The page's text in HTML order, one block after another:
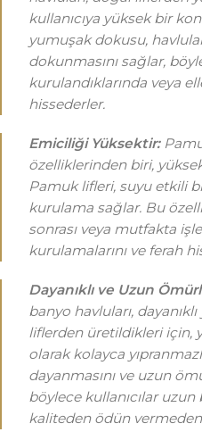
kullanıcıya yüksek bir
yumuşak dokusu,
dokunmasını sağlar,
kurulandıklarında veya
hissederler.
Emiciliği Yüksektir:
özelliklerinden biri,
Pamuk lifleri, suyu etkili
kurulama sağlar. Bu
sonrası veya mutfakta
kurulamalarını ve ferah
Dayanıklı ve Uzun
banyo havluları,
liflerden üretildikleri için,
olarak kolayca
dayanmasını ve uzun
böylece kullanıcılar
kaliteden ödün